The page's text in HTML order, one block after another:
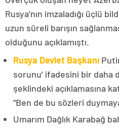
Rusya’nın imzaladığı üçlü
uzun süreli barışın
olduğunu açıklamıştı.
Rusya Devlet Başkanı
sorunu’ ifadesini bir daha
şeklindeki açıklamasına
“Ben de bu sözleri
Umarım Dağlık Karabağ